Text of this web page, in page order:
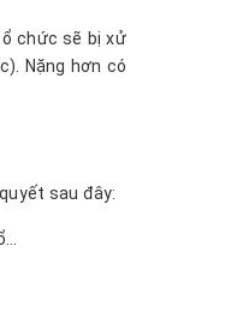
chức sẽ bị xử
Nặng hơn có
sau đây: